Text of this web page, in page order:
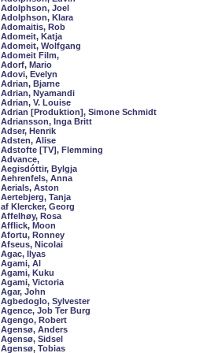
Adolphson, Joel
Adolphson, Klara
Adomaitis, Rob
Adomeit, Katja
Adomeit, Wolfgang
Adomeit Film,
Adorf, Mario
Adovi, Evelyn
Adrian, Bjarne
Adrian, Nyamandi
Adrian, V. Louise
Adrian [Produktion], Simone Schmidt
Adriansson, Inga Britt
Adser, Henrik
Adsten, Alise
Adstofte [TV], Flemming
Advance,
Aegisdóttir, Bylgja
Aehrenfels, Anna
Aerials, Aston
Aertebjerg, Tanja
af Klercker, Georg
Affelhøy, Rosa
Afflick, Moon
Afortu, Ronney
Afseus, Nicolai
Agac, Ilyas
Agami, Al
Agami, Kuku
Agami, Victoria
Agar, John
Agbedoglo, Sylvester
Agence, Job Ter Burg
Agengo, Robert
Agensø, Anders
Agensø, Sidsel
Agensø, Tobias